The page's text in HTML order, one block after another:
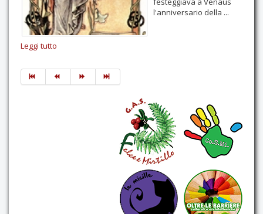
l'anniversario della ...
Leggi tutto